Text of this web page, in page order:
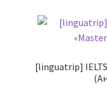
[linguatrip]